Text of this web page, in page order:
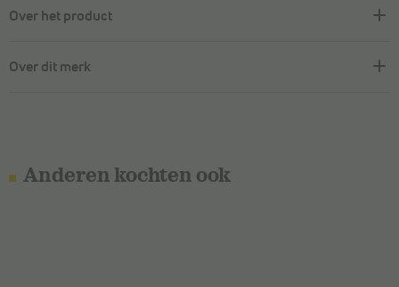
Over het product
Over dit merk
Anderen kochten ook